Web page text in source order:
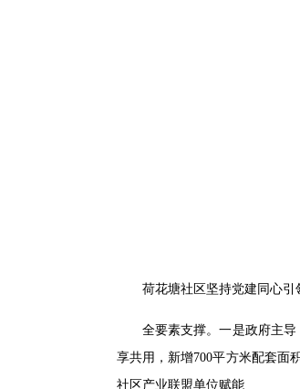
荷花塘社区坚持党建同心引
全要素支撑。一是政府主
享共用，新增700平方米配套面
社区产业联盟单位赋能